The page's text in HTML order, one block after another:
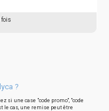
fois
?
si une case "code promo", "code
le cas, une remise peut être